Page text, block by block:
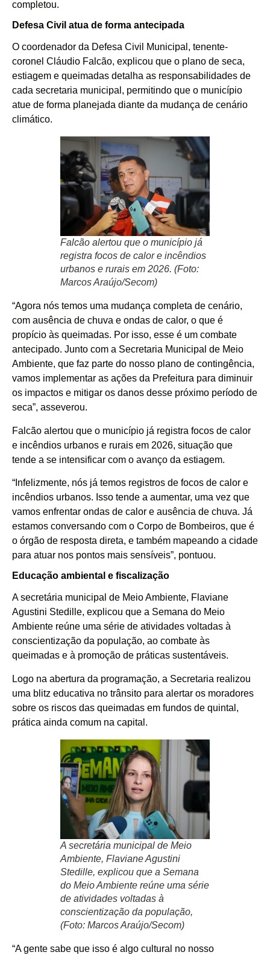
completou.
Defesa Civil atua de forma antecipada
O coordenador da Defesa Civil Municipal, tenente-
coronel Cláudio Falcão, explicou que o plano de seca,
estiagem e queimadas detalha as responsabilidades de
cada secretaria municipal, permitindo que o município
atue de forma planejada diante da mudança de cenário
climático.
Falcão alertou que o município já
registra focos de calor e incêndios
urbanos e rurais em 2026. (Foto:
Marcos Araújo/Secom)
“Agora nós temos uma mudança completa de cenário,
com ausência de chuva e ondas de calor, o que é
propício às queimadas. Por isso, esse é um combate
antecipado. Junto com a Secretaria Municipal de Meio
Ambiente, que faz parte do nosso plano de contingência,
vamos implementar as ações da Prefeitura para diminuir
os impactos e mitigar os danos desse próximo período de
seca”, asseverou.
Falcão alertou que o município já registra focos de calor
e incêndios urbanos e rurais em 2026, situação que
tende a se intensificar com o avanço da estiagem.
“Infelizmente, nós já temos registros de focos de calor e
incêndios urbanos. Isso tende a aumentar, uma vez que
vamos enfrentar ondas de calor e ausência de chuva. Já
estamos conversando com o Corpo de Bombeiros, que é
o órgão de resposta direta, e também mapeando a cidade
para atuar nos pontos mais sensíveis”, pontuou.
Educação ambiental e fiscalização
A secretária municipal de Meio Ambiente, Flaviane
Agustini Stedille, explicou que a Semana do Meio
Ambiente reúne uma série de atividades voltadas à
conscientização da população, ao combate às
queimadas e à promoção de práticas sustentáveis.
Logo na abertura da programação, a Secretaria realizou
uma blitz educativa no trânsito para alertar os moradores
sobre os riscos das queimadas em fundos de quintal,
prática ainda comum na capital.
A secretária municipal de Meio
Ambiente, Flaviane Agustini
Stedille, explicou que a Semana
do Meio Ambiente reúne uma série
de atividades voltadas à
conscientização da população,
(Foto: Marcos Araújo/Secom)
“A gente sabe que isso é algo cultural no nosso